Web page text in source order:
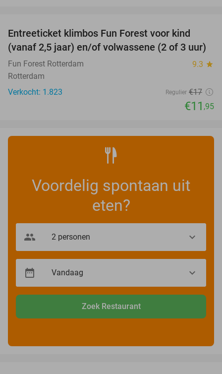
Entreeticket klimbos Fun Forest voor kind
(vanaf 2,5 jaar) en/of volwassene (2 of 3 uur)
Fun Forest Rotterdam 9.3 star
Rotterdam
Verkocht: 1.823
Regulier €17
€11 ,95
Voordelig spontaan uit
eten?
Zoek Restaurant